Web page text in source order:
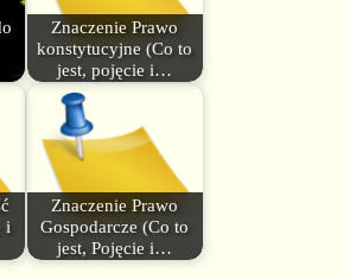
Znaczenie Prawo
konstytucyjne (Co to
jest, pojęcie i…
i
Znaczenie Prawo
Gospodarcze (Co to
jest, Pojęcie i…